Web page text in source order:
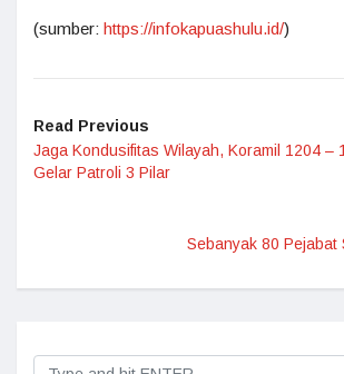
(sumber: https://infokapuashulu.id/)
Read Previous
Jaga Kondusifitas Wilayah, Koramil 1204 –
Gelar Patroli 3 Pilar
Sebanyak 80 Pejabat